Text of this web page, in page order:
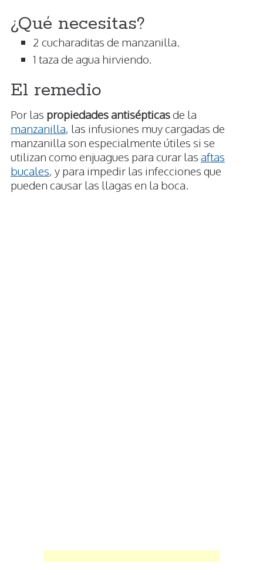
¿Qué necesitas?
2 cucharaditas de manzanilla.
1 taza de agua hirviendo.
El remedio
Por las propiedades antisépticasde la
manzanilla, las infusiones muy cargadas de
manzanilla son especialmente útiles si se
utilizan como enjuagues para curar las aftas
bucales, y para impedir las infecciones que
pueden causar las llagas en la boca.